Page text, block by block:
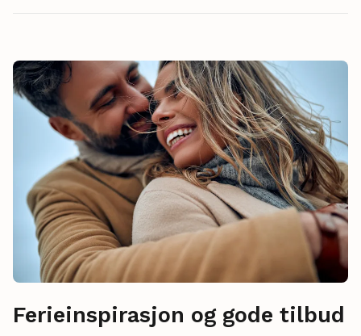
Ferieinspirasjon og gode tilbud